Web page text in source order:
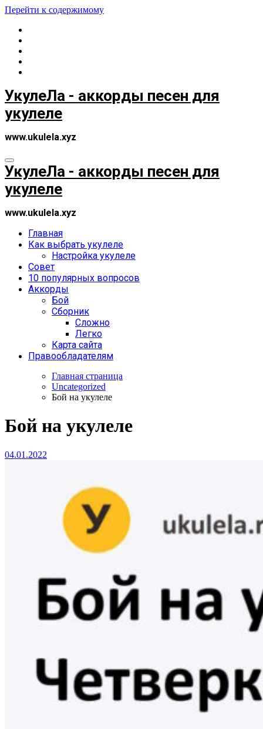
Перейти к содержимому
УкулеЛа - аккорды песен для
укулеле
www.ukulela.xyz
УкулеЛа - аккорды песен для
укулеле
www.ukulela.xyz
Главная
Как выбрать укулеле
Настройка укулеле
Совет
10 популярных вопросов
Аккорды
Бой
Сборник
Сложно
Легко
Карта сайта
Правообладателям
Главная страница
Uncategorized
Бой на укулеле
Бой на укулеле
04.01.2022